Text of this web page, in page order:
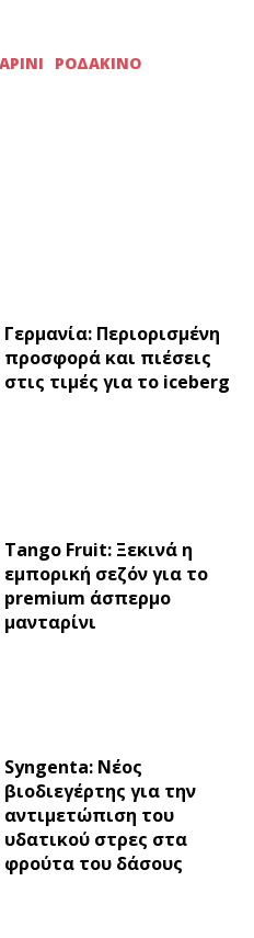
ΡΟΔΑΚΙΝΟ
Γερμανία: Περιορισμένη
προσφορά και πιέσεις
στις τιμές για το iceberg
Tango Fruit: Ξεκινά η
εμπορική σεζόν για το
premium άσπερμο
μανταρίνι
Syngenta: Νέος
βιοδιεγέρτης για την
αντιμετώπιση του
υδατικού στρες στα
φρούτα του δάσους